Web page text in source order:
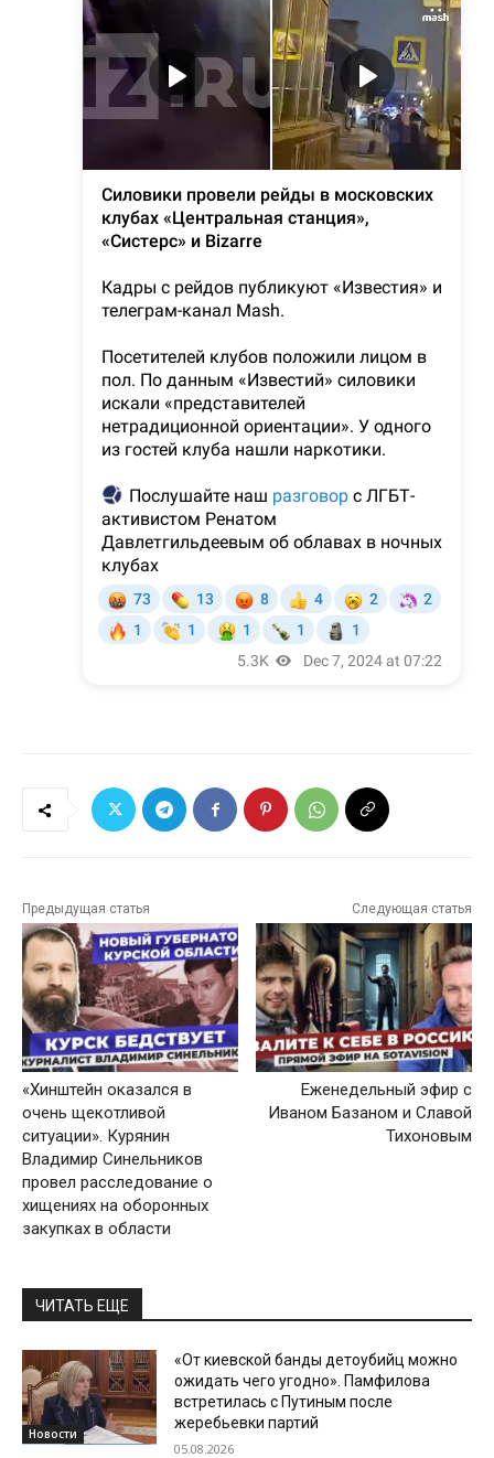
Предыдущая статья
«Хинштейн оказался в
очень щекотливой
ситуации». Курянин
Владимир Синельников
провел расследование о
хищениях на оборонных
закупках в области
Следующая статья
Еженедельный эфир с
Иваном Базаном и Славой
Тихоновым
ЧИТАТЬ ЕЩЕ
Новости
«От киевской банды детоубийц можно
ожидать чего угодно». Памфилова
встретилась с Путиным после
жеребьевки партий
05.08.2026